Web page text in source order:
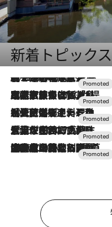
新着トピック
2026.8.7
【トンボの足水浴】ヒノキの香りに包まれて涼感マックス！約13℃の湧水かけ流しを避暑地「星野温泉 トンボの湯」で体験
2026.7.31
【ホテル帰省】という選択肢をOMOが提案。家族とほどよい距離を保つには「昼は実家、夜は気兼ねなくホテルで！」
2026.7.24
【夏限定ディナーコース】旬を迎える稚鮎や花ズッキーニなどをイタリア・トスカーナの郷土料理の手法で満喫！
2026.7.17
「土佐和ハーブかき氷」がOMO7高知に登場！生姜、山椒、大葉など目にも舌にも涼を呼ぶ郷土の味
2026.7.10
NEW OPEN！【界 草津】名湯の地に誕生。趣の異なる2種の温泉と上州ならではの会席・蕎麦割烹など美食を味わう究極の癒やし旅